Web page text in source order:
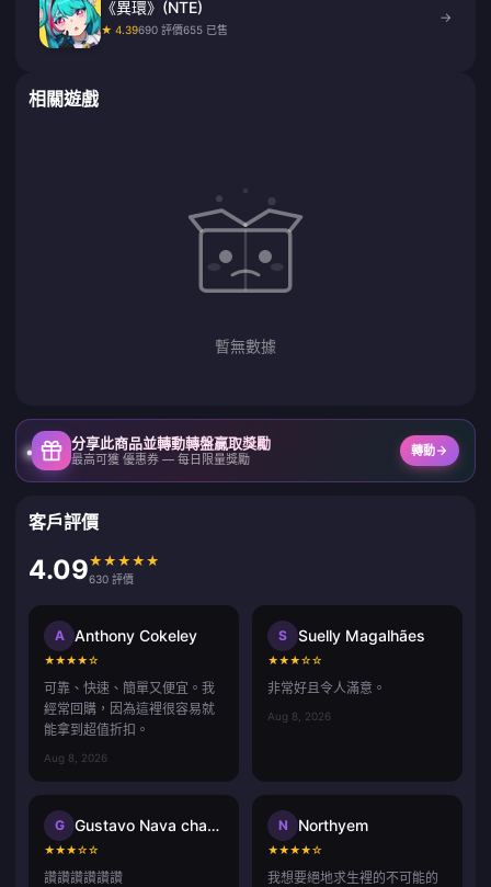
《異環》(NTE)
★ 4.39690 評價655 已售
→
相關遊戲
暫無數據
分享此商品並轉動轉盤贏取獎勵
最高可獲 優惠券 — 每日限量獎勵
轉動
客戶評價
4.09★ ★ ★ ★ ★
630 評價
A Anthony Cokeley
★★★★☆
可靠、快速、簡單又便宜。我
經常回購，因為這裡很容易就
能拿到超值折扣。
Aug 8, 2026
S Suelly Magalhães
★★★☆☆
非常好且令人滿意。
Aug 8, 2026
G Gustavo Nava chavez
★★★☆☆
讚讚讚讚讚讚
N Northyem
★★★★☆
我想要絕地求生裡的不可能的